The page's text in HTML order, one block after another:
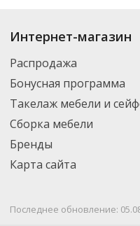
Купить
выбрать нужный товар и
транспортной компанией
Интернет-магазин
Распродажа
Бонусная программа
Такелаж мебели и
Сборка мебели
Бренды
Карта сайта
Последнее обновление: